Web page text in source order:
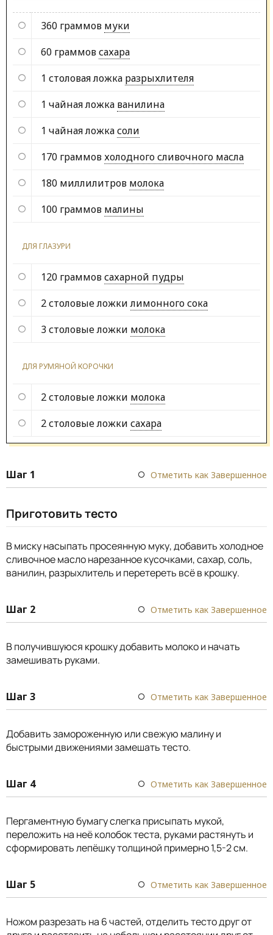
360 граммов муки
60 граммовсахара
1 столовая ложка разрыхлителя
1 чайная ложка ванилина
1 чайная ложкасоли
170 граммовхолодного сливочного масла
180 миллилитров молока
100 граммов малины
ДЛЯ ГЛАЗУРИ
120 граммовсахарной пудры
2 столовые ложки лимонного сока
3 столовые ложки молока
ДЛЯ РУМЯНОЙ КОРОЧКИ
2 столовые ложки молока
2 столовые ложки сахара
Шаг 1 Отметить как Завершенное
Приготовить тесто
В миску насыпать просеянную муку, добавить холодное
сливочное масло нарезанное кусочками, сахар, соль,
ванилин, разрыхлитель и перетереть всё в крошку.
Шаг 2 Отметить как Завершенное
В получившуюся крошку добавить молоко и начать
замешивать руками.
Шаг 3 Отметить как Завершенное
Добавить замороженную или свежую малину и
быстрыми движениями замешать тесто.
Шаг 4 Отметить как Завершенное
Пергаментную бумагу слегка присыпать мукой,
переложить на неё колобок теста, руками растянуть и
сформировать лепёшку толщиной примерно 1,5-2 см.
Шаг 5 Отметить как Завершенное
Ножом разрезать на 6 частей, отделить тесто друг от